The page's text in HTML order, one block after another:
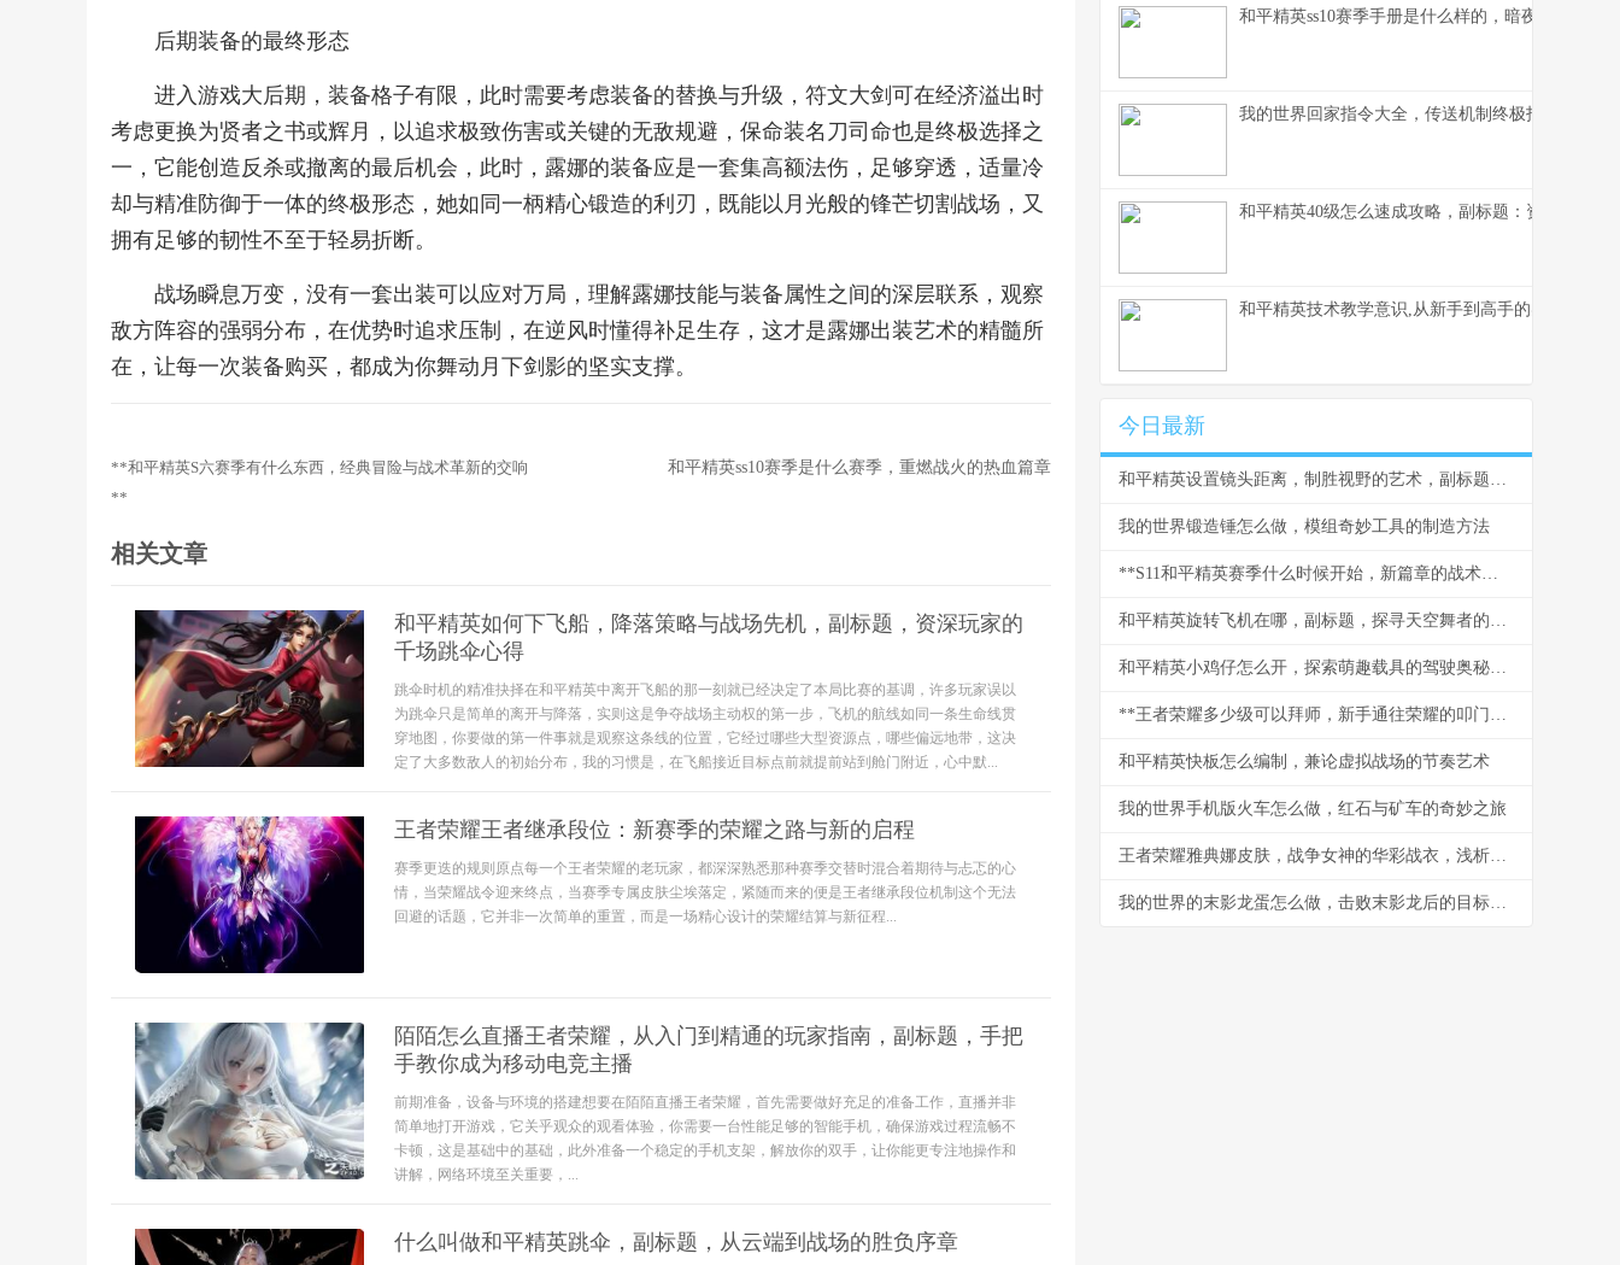
后期装备的最终形态
进入游戏大后期，装备格子有限，此时需要考虑装备的替换与升级，符文大剑可在经济溢出时
考虑更换为贤者之书或辉月，以追求极致伤害或关键的无敌规避，保命装名刀司命也是终极选择之
一，它能创造反杀或撤离的最后机会，此时，露娜的装备应是一套集高额法伤，足够穿透，适量冷
却与精准防御于一体的终极形态，她如同一柄精心锻造的利刃，既能以月光般的锋芒切割战场，又
拥有足够的韧性不至于轻易折断。
战场瞬息万变，没有一套出装可以应对万局，理解露娜技能与装备属性之间的深层联系，观察
敌方阵容的强弱分布，在优势时追求压制，在逆风时懂得补足生存，这才是露娜出装艺术的精髓所
在，让每一次装备购买，都成为你舞动月下剑影的坚实支撑。
**和平精英S六赛季有什么东西，经典冒险与战术革新的交响
**
和平精英ss10赛季是什么赛季，重燃战火的热血篇章
相关文章
和平精英如何下飞船，降落策略与战场先机，副标题，资深玩家的
千场跳伞心得
跳伞时机的精准抉择在和平精英中离开飞船的那一刻就已经决定了本局比赛的基调，许多玩家误以
为跳伞只是简单的离开与降落，实则这是争夺战场主动权的第一步，飞机的航线如同一条生命线贯
穿地图，你要做的第一件事就是观察这条线的位置，它经过哪些大型资源点，哪些偏远地带，这决
定了大多数敌人的初始分布，我的习惯是，在飞船接近目标点前就提前站到舱门附近，心中默...
王者荣耀王者继承段位：新赛季的荣耀之路与新的启程
赛季更迭的规则原点每一个王者荣耀的老玩家，都深深熟悉那种赛季交替时混合着期待与忐忑的心
情，当荣耀战令迎来终点，当赛季专属皮肤尘埃落定，紧随而来的便是王者继承段位机制这个无法
回避的话题，它并非一次简单的重置，而是一场精心设计的荣耀结算与新征程...
陌陌怎么直播王者荣耀，从入门到精通的玩家指南，副标题，手把
手教你成为移动电竞主播
前期准备，设备与环境的搭建想要在陌陌直播王者荣耀，首先需要做好充足的准备工作，直播并非
简单地打开游戏，它关乎观众的观看体验，你需要一台性能足够的智能手机，确保游戏过程流畅不
卡顿，这是基础中的基础，此外准备一个稳定的手机支架，解放你的双手，让你能更专注地操作和
讲解，网络环境至关重要，...
什么叫做和平精英跳伞，副标题，从云端到战场的胜负序章
和平精英ss10赛季手册是什么样的，暗夜锋芒的战
我的世界回家指令大全，传送机制终极指南
和平精英40级怎么速成攻略，副标题：资深玩家的
和平精英技术教学意识,从新手到高手的实战蜕变
今日最新
和平精英设置镜头距离，制胜视野的艺术，副标题，从新手到大神的视角密钥
我的世界锻造锤怎么做，模组奇妙工具的制造方法
**S11和平精英赛季什么时候开始，新篇章的战术与期待**
和平精英旋转飞机在哪，副标题，探寻天空舞者的秘密坐标
和平精英小鸡仔怎么开，探索萌趣载具的驾驶奥秘，副标题，从获取到驰骋战场的全指南
**王者荣耀多少级可以拜师，新手通往荣耀的叩门砖**
和平精英快板怎么编制，兼论虚拟战场的节奏艺术
我的世界手机版火车怎么做，红石与矿车的奇妙之旅
王者荣耀雅典娜皮肤，战争女神的华彩战衣，浅析皮肤设计与实战体验
我的世界的末影龙蛋怎么做，击败末影龙后的目标蓝图